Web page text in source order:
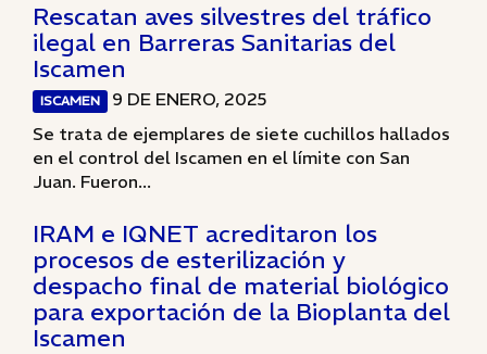
Rescatan aves silvestres del tráfico
ilegal en Barreras Sanitarias del
Iscamen
ISCAMEN
9 DE ENERO, 2025
Se trata de ejemplares de siete cuchillos hallados
en el control del Iscamen en el límite con San
Juan. Fueron...
IRAM e IQNET acreditaron los
procesos de esterilización y
despacho final de material biológico
para exportación de la Bioplanta del
Iscamen